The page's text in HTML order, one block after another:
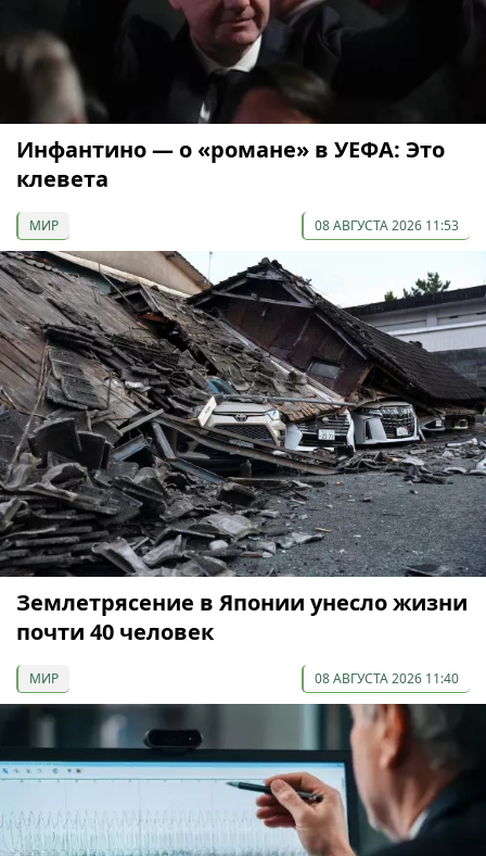
Инфантино — о «романе» в УЕФА: Это
клевета
МИР 08 АВГУСТА 2026 11:53
Землетрясение в Японии унесло жизни
почти 40 человек
МИР 08 АВГУСТА 2026 11:40